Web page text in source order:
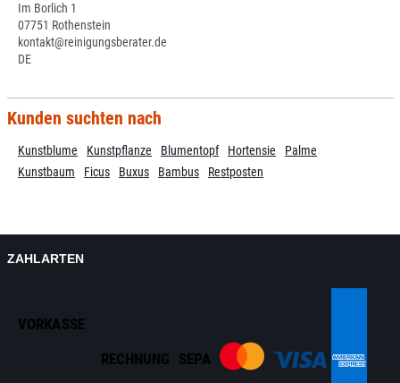
Im Borlich 1
07751 Rothenstein
kontakt@reinigungsberater.de
DE
Kunden suchten nach
Kunstblume Kunstpflanze Blumentopf Hortensie
Palme
Kunstbaum
Ficus Buxus Bambus Restposten
ZAHLARTEN
VORKASSE
RECHNUNG SEPA